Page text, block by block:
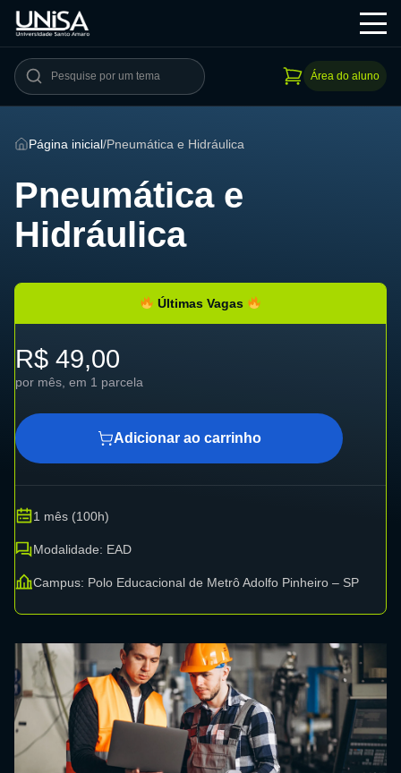
Área do aluno
Página inicial/Pneumática e Hidráulica
Pneumática e
Hidráulica
Últimas Vagas
R$ 49,00
por mês, em 1 parcela
Adicionar ao carrinho
1 mês (100h)
Modalidade: EAD
Campus: Polo Educacional de Metrô Adolfo Pinheiro – SP